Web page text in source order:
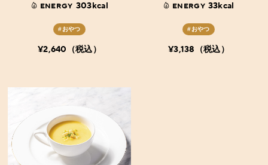
ENERGY 303kcal
#おやつ
¥2,640（税込）
ENERGY 33kcal
#おやつ
¥3,138（税込）